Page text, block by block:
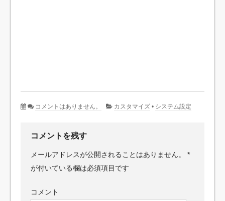
コメントはありません。 カスタマイズ • システム設定
コメントを残す
メールアドレスが公開されることはありません。
*
が付いている欄は必須項目です
コメント